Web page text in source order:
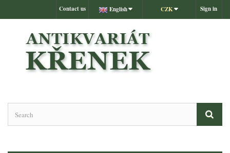
Sign in
CZK
English
Contact us